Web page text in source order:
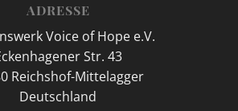
ADRESSE
Voice of Hope e.V.
Str. 43
Reichshof-Mittelagger
Deutschland